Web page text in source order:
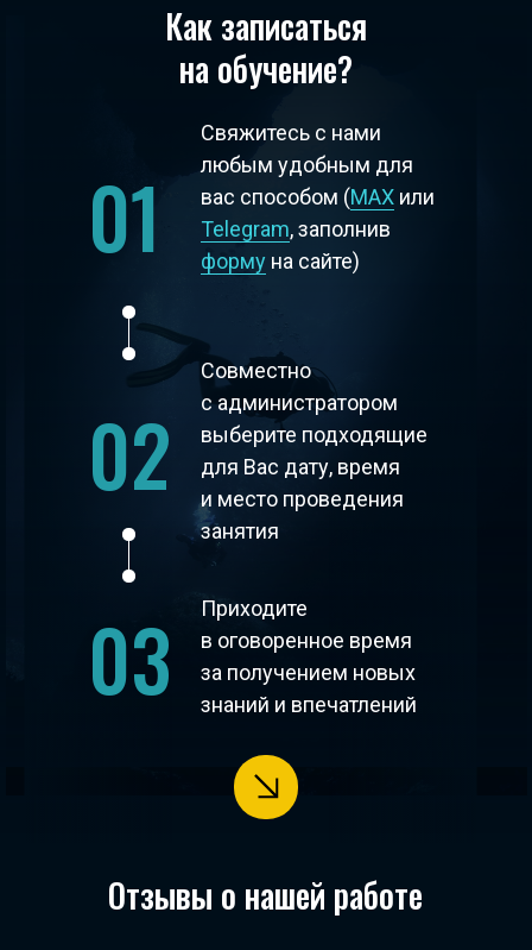
Совместно
с администратором
выберите подходящие
для Вас дату, время
и место проведения
занятия
02
03
Приходите
в оговоренное время
за получением новых
знаний и впечатлений
01
Свяжитесь с нами
любым удобным для
вас способом (MAX или
Telegram, заполнив
форму на сайте)
Как записаться
на обучение?
Отзывы о нашей работе